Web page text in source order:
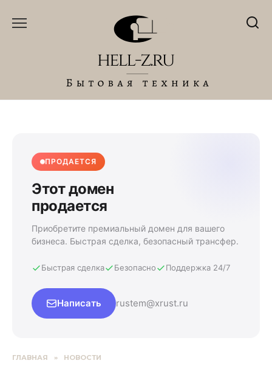
ПРОДАЕТСЯ
Этот домен
продается
Приобретите премиальный домен для вашего
бизнеса. Быстрая сделка, безопасный трансфер.
Быстрая сделка Безопасно Поддержка 24/7
Написать rustem@xrust.ru
ГЛАВНАЯ » НОВОСТИ